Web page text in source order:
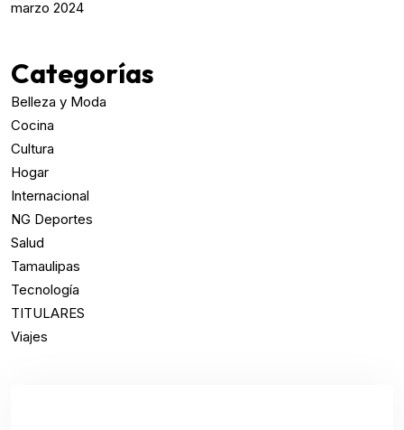
marzo 2024
Categorías
Belleza y Moda
Cocina
Cultura
Hogar
Internacional
NG Deportes
Salud
Tamaulipas
Tecnología
TITULARES
Viajes